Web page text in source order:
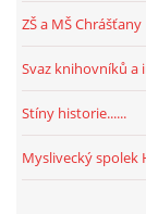
ZŠ a MŠ Chrášťany
Svaz knihovníků a
Stíny historie......
Myslivecký spolek